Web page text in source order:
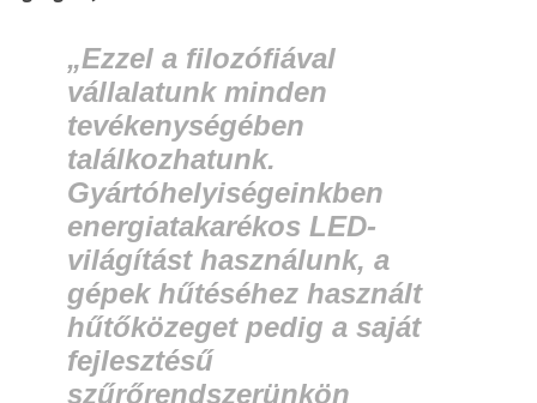
„Ezzel a filozófiával
vállalatunk minden
tevékenységében
találkozhatunk.
Gyártóhelyiségeinkben
energiatakarékos LED-
világítást használunk, a
gépek hűtéséhez használt
hűtőközeget pedig a saját
fejlesztésű
szűrőrendszerünkön